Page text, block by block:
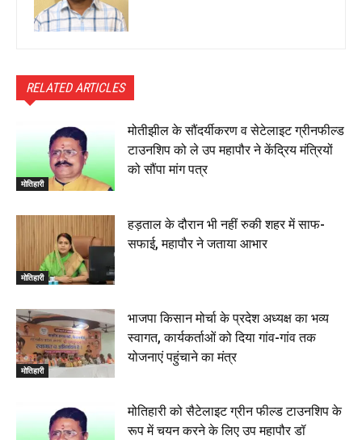
RELATED ARTICLES
मोतिहारी
मोतीझील के सौंदर्यीकरण व सेटेलाइट ग्रीनफील्ड
टाउनशिप को ले उप महापौर ने केंद्रिय मंत्रियों
को सौंपा मांग पत्र
मोतिहारी
हड़ताल के दौरान भी नहीं रुकी शहर में साफ-
सफाई, महापौर ने जताया आभार
मोतिहारी
भाजपा किसान मोर्चा के प्रदेश अध्यक्ष का भव्य
स्वागत, कार्यकर्ताओं को दिया गांव-गांव तक
योजनाएं पहुंचाने का मंत्र
मोतिहारी को सैटेलाइट ग्रीन फील्ड टाउनशिप के
रूप में चयन करने के लिए उप महापौर डॉ